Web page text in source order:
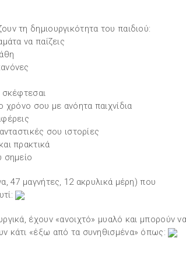
τη δημιουργικότητα του παιδιού:
να παίζεις
σκέφτεσαι
χρόνο σου με ανόητα παιχνίδια
σου ιστορίες
πρακτικά
σημείο
47 μαγνήτες, 12 ακρυλικά μέρη) που
έχουν «ανοιχτό» μυαλό και μπορούν
κάτι «έξω από τα συνηθισμένα» όπως: